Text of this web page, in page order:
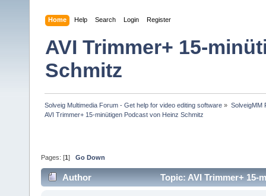
Home Help Search Login Register
AVI Trimmer+ 15-
Schmitz
Solveig Multimedia Forum - Get help for video editing software » SolveigMM
AVI Trimmer+ 15-minütigen Podcast von Heinz Schmitz
Pages: [1 ] Go Down
Author Topic: AVI Trimmer+ 15-